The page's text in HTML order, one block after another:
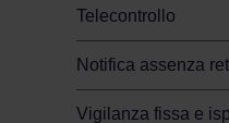
Telecontrollo
Notifica assenza
Vigilanza fissa e